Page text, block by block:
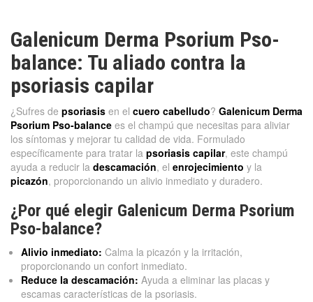
Galenicum Derma Psorium Pso-
balance: Tu aliado contra la
psoriasis capilar
¿Sufres de psoriasis en el cuero cabelludo? Galenicum Derma
Psorium Pso-balance es el champú que necesitas para aliviar
los síntomas y mejorar tu calidad de vida. Formulado
específicamente para tratar la psoriasis capilar, este champú
ayuda a reducir la descamación, el enrojecimiento y la
picazón, proporcionando un alivio inmediato y duradero.
¿Por qué elegir Galenicum Derma Psorium
Pso-balance?
Alivio inmediato: Calma la picazón y la irritación,
proporcionando un confort inmediato.
Reduce la descamación: Ayuda a eliminar las placas y
escamas características de la psoriasis.